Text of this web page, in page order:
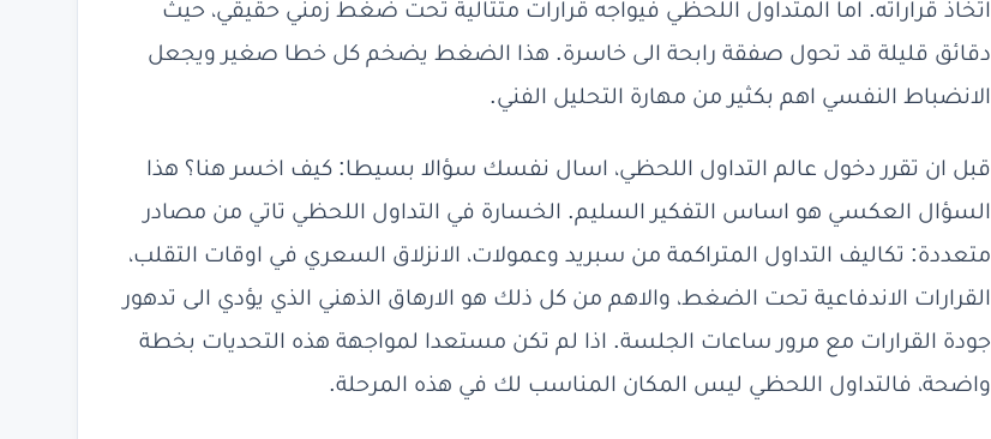
اتخاذ قراراته. اما المتداول اللحظي فيواجه قرارات متتالية تحت ضغط زمني حقيقي، حيث
دقائق قليلة قد تحول صفقة رابحة الى خاسرة. هذا الضغط يضخم كل خطا صغير ويجعل
الانضباط النفسي اهم بكثير من مهارة التحليل الفني.
قبل ان تقرر دخول عالم التداول اللحظي، اسال نفسك سؤالا بسيطا: كيف اخسر هنا؟ هذا
السؤال العكسي هو اساس التفكير السليم. الخسارة في التداول اللحظي تاتي من مصادر
متعددة: تكاليف التداول المتراكمة من سبريد وعمولات، الانزلاق السعري في اوقات التقلب،
القرارات الاندفاعية تحت الضغط، والاهم من كل ذلك هو الارهاق الذهني الذي يؤدي الى تدهور
جودة القرارات مع مرور ساعات الجلسة. اذا لم تكن مستعدا لمواجهة هذه التحديات بخطة
واضحة، فالتداول اللحظي ليس المكان المناسب لك في هذه المرحلة.